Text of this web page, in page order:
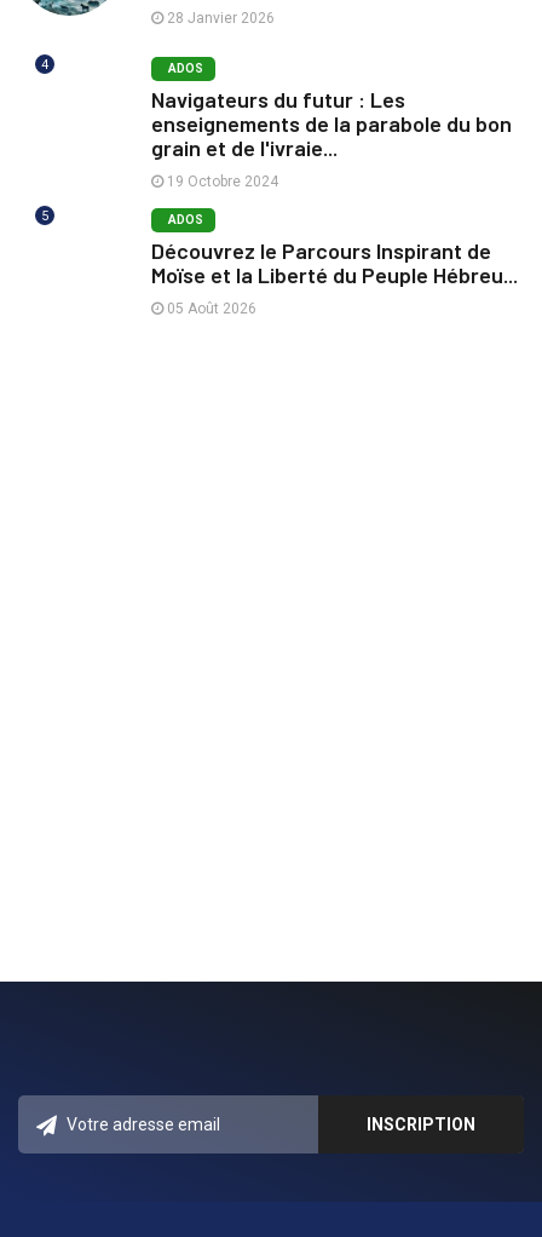
28 Janvier 2026
4 ADOS
Navigateurs du futur : Les
enseignements de la parabole du bon
grain et de l'ivraie...
19 Octobre 2024
5 ADOS
Découvrez le Parcours Inspirant de
Moïse et la Liberté du Peuple Hébreu...
05 Août 2026